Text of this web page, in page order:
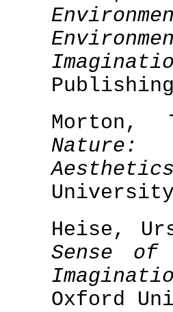
Morton,
Nature:
Heise,
Sense of
Oxford